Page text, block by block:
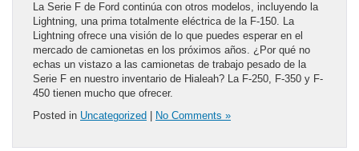
La Serie F de Ford continúa con otros modelos, incluyendo la
Lightning, una prima totalmente eléctrica de la F-150. La
Lightning ofrece una visión de lo que puedes esperar en el
mercado de camionetas en los próximos años. ¿Por qué no
echas un vistazo a las camionetas de trabajo pesado de la
Serie F en nuestro inventario de Hialeah? La F-250, F-350 y F-
450 tienen mucho que ofrecer.
Posted in Uncategorized No Comments »